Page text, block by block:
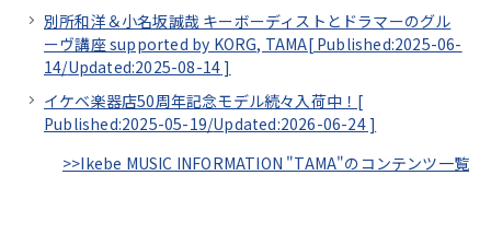
別所和洋＆小名坂誠哉 キーボーディストとドラマーのグル
ーヴ講座 supported by KORG, TAMA[ Published:2025-06-
14/Updated:2025-08-14 ]
イケベ楽器店50周年記念モデル続々入荷中！[
Published:2025-05-19/Updated:2026-06-24]
>>Ikebe MUSIC INFORMATION "TAMA"のコンテンツ一覧